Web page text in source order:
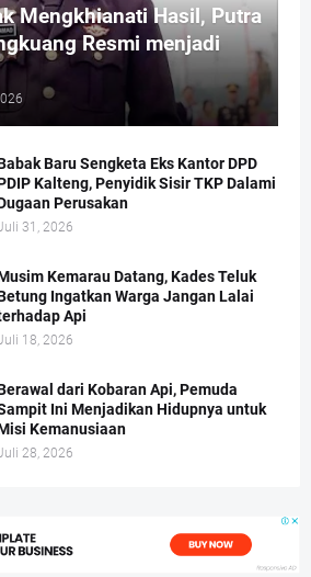
Mengkhianati Hasil, Putra
Resmi menjadi
Baru Sengketa Eks Kantor DPD
Kalteng, Penyidik Sisir TKP Dalami
Perusakan
31, 2026
Kemarau Datang, Kades Teluk
Ingatkan Warga Jangan Lalai
Api
18, 2026
dari Kobaran Api, Pemuda
Ini Menjadikan Hidupnya untuk
Kemanusiaan
28, 2026